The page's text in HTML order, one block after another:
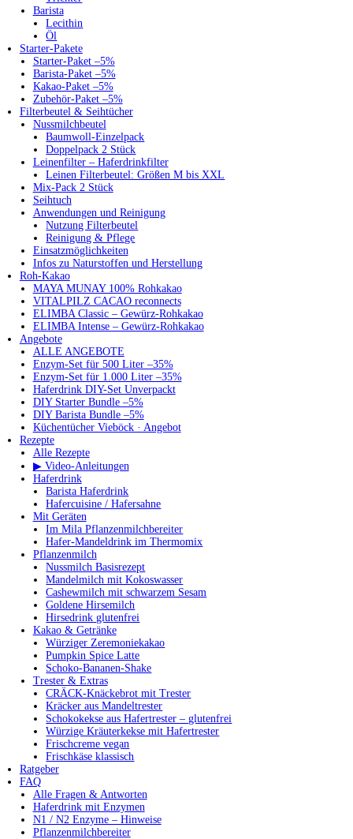
Barista
Lecithin
Öl
Starter-Pakete
Starter-Paket –5%
Barista-Paket –5%
Kakao-Paket –5%
Zubehör-Paket –5%
Filterbeutel & Seihtücher
Nussmilchbeutel
Baumwoll-Einzelpack
Doppelpack 2 Stück
Leinenfilter – Haferdrinkfilter
Leinen Filterbeutel: Größen M bis XXL
Mix-Pack 2 Stück
Seihtuch
Anwendungen und Reinigung
Nutzung Filterbeutel
Reinigung & Pflege
Einsatzmöglichkeiten
Infos zu Naturstoffen und Herstellung
Roh-Kakao
MAYA MUNAY 100% Rohkakao
VITALPILZ CACAO reconnects
ELIMBA Classic – Gewürz-Rohkakao
ELIMBA Intense – Gewürz-Rohkakao
Angebote
ALLE ANGEBOTE
Enzym-Set für 500 Liter –35%
Enzym-Set für 1.000 Liter –35%
Haferdrink DIY-Set Unverpackt
DIY Starter Bundle –5%
DIY Barista Bundle –5%
Küchentücher Vieböck · Angebot
Rezepte
Alle Rezepte
▶ Video-Anleitungen
Haferdrink
Barista Haferdrink
Hafercuisine / Hafersahne
Mit Geräten
Im Mila Pflanzenmilchbereiter
Hafer-Mandeldrink im Thermomix
Pflanzenmilch
Nussmilch Basisrezept
Mandelmilch mit Kokoswasser
Cashewmilch mit schwarzem Sesam
Goldene Hirsemilch
Hirsedrink glutenfrei
Kakao & Getränke
Würziger Zeremoniekakao
Pumpkin Spice Latte
Schoko-Bananen-Shake
Trester & Extras
CRÄCK-Knäckebrot mit Trester
Kräcker aus Mandeltrester
Schokokekse aus Hafertrester – glutenfrei
Würzige Kräuterkekse mit Hafertrester
Frischcreme vegan
Frischkäse klassisch
Ratgeber
FAQ
Alle Fragen & Antworten
Haferdrink mit Enzymen
N1 / N2 Enzyme – Hinweise
Pflanzenmilchbereiter